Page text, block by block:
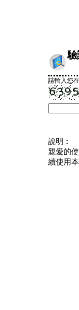
驗
請輸入您
說明︰
親愛的
續使用